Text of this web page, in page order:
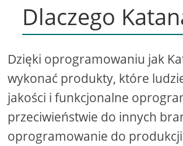
Dlaczego
Dzięki oprogramowaniu jak
wykonać produkty, które
jakości i funkcjonalne
przeciwieństwie do innych
oprogramowanie do